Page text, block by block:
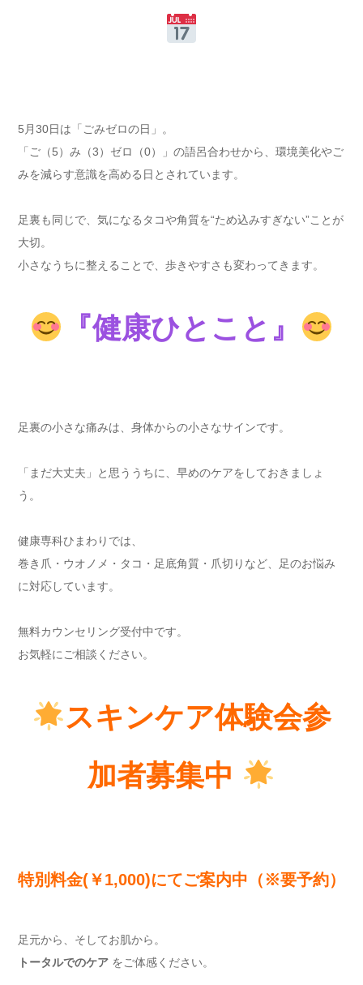
5月30日は「ごみゼロの日」。
「ご（5）み（3）ゼロ（0）」の語呂合わせから、環境美化やご
みを減らす意識を高める日とされています。
足裏も同じで、気になるタコや角質を“ため込みすぎない”ことが
大切。
小さなうちに整えることで、歩きやすさも変わってきます。
『健康ひとこと』
足裏の小さな痛みは、身体からの小さなサインです。
「まだ大丈夫」と思ううちに、早めのケアをしておきましょ
う。
健康専科ひまわりでは、
巻き爪・ウオノメ・タコ・足底角質・爪切りなど、足のお悩み
に対応しています。
無料カウンセリング受付中です。
お気軽にご相談ください。
スキンケア体験会参
加者募集中
特別料金(￥1,000)にてご案内中（※要予約）
足元から、そしてお肌から。
トータルでのケア をご体感ください。